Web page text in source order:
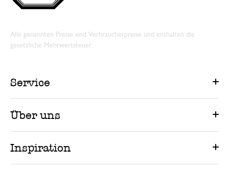
Alle genannten Preise sind Verbraucherpreise und enthalten die
gesetzliche Mehrwertsteuer.
Service
Über uns
Inspiration